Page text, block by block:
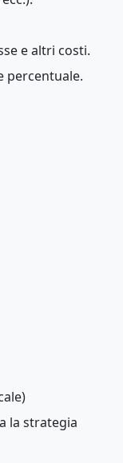
e altri costi.
percentuale.
la strategia